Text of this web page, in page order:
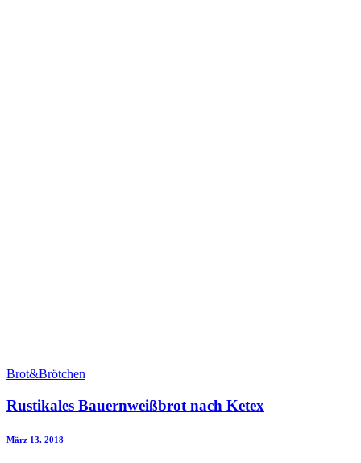
Brot&Brötchen
Rustikales Bauernweißbrot nach Ketex
März 13. 2018